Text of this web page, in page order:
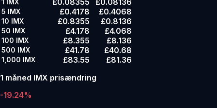
5 IMX £0.4178 £0.4068
10 IMX £0.8355 £0.8136
50 IMX £4.178 £4.068
100 IMX £8.355 £8.136
500 IMX £41.78 £40.68
1,000 IMX £83.55
£81.36
1 måned IMX prisændring
-19.24%